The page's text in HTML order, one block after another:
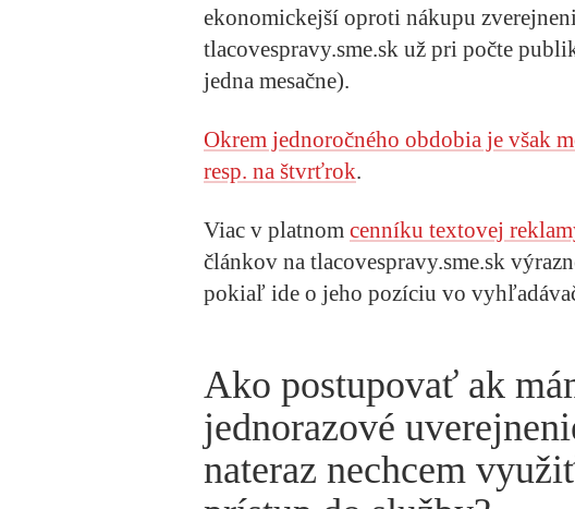
ekonomickejší oproti nákupu
tlacovespravy.sme.sk už pri počte
jedna mesačne).
Okrem jednoročného obdobia je však
resp. na štvrťrok.
Viac v platnom cenníku textovej
článkov na tlacovespravy.sme.sk
pokiaľ ide o jeho pozíciu vo
Ako postupovať ak
jednorazové
nateraz nechcem